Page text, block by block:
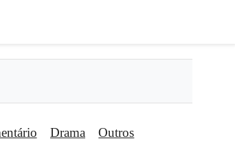
Drama Outros